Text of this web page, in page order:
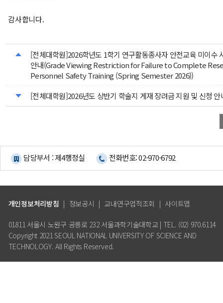
감사합니다.
[전체대학원]2026학년도 1학기 연구활동종사자 안전교육 미이수
안내(Grade Viewing Restriction for Failure to Complete
Personnel Safety Training (Spring Semester 2026))
[전체대학원]2026년도 상반기 학술지 게재 장려금 지원 및 신청 안
담당부서 : 제4행정실 전화번호: 02-970-6792
개인정보처리방침 | 정보공시 | 교내연구업적조회 | 사이트맵
01811 서울시 노원구 공릉로 232 서울과학기술대학교 | TEL. (02) 970.6114
Copyright 2021 SEOUL NATIONAL UNIVERSITY OF SCIENCE AND
TECHNOLOGY. All Rights Reserved.